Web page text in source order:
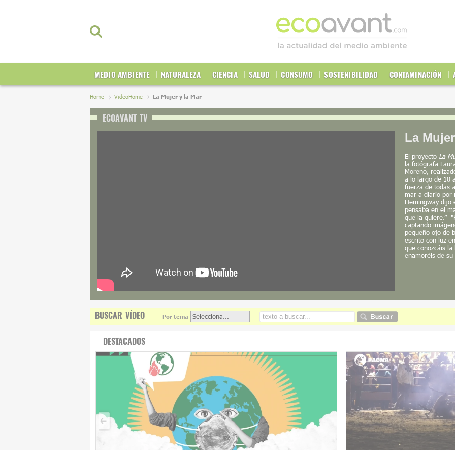
MEDIO AMBIENTE NATURALEZA CIENCIA SALUD CONSUMO SOSTENIBILIDAD CONTAMINACIÓN
Home VideoHome La Mujer y la Mar
ECOAVANT TV
La
El proyecto La
la fotógrafa
Moreno,
a lo largo de 10
fuerza de todas
mar a diario por
Hemingway dijo
pensaba en el
que la quiere.”
captando
pequeño ojo de
escrito con luz
que conozcáis
enamoréis de
BUSCAR VÍDEO Por tema
DESTACADOS